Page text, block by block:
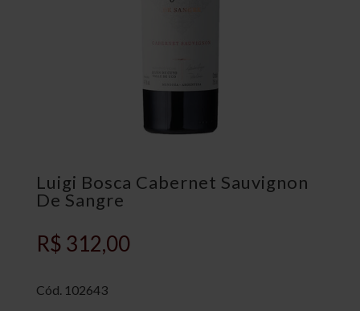
Luigi Bosca Cabernet Sauvignon
De Sangre
R$ 312,00
Cód. 102643